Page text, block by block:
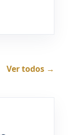
Ver todos →